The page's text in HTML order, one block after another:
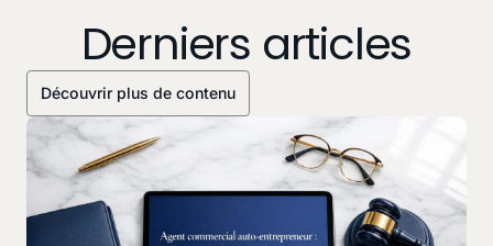
Derniers articles
Découvrir plus de contenu